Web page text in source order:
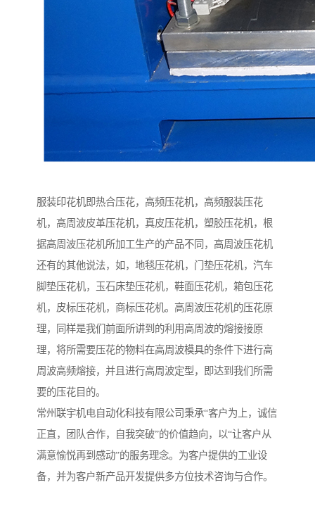
服装印花机即热合压花，高频压花机，高频服装压花
机，高周波皮革压花机，真皮压花机，塑胶压花机，根
据高周波压花机所加工生产的产品不同，高周波压花机
还有的其他说法，如，地毯压花机，门垫压花机，汽车
脚垫压花机，玉石床垫压花机，鞋面压花机，箱包压花
机，皮标压花机，商标压花机。高周波压花机的压花原
理，同样是我们前面所讲到的利用高周波的熔接接原
理，将所需要压花的物料在高周波模具的条件下进行高
周波高频熔接，并且进行高周波定型，即达到我们所需
要的压花目的。
常州联宇机电自动化科技有限公司秉承“客户为上，诚信
正直，团队合作，自我突破”的价值趋向，以“让客户从
满意愉悦再到感动”的服务理念。为客户提供的工业设
备，并为客户新产品开发提供多方位技术咨询与合作。